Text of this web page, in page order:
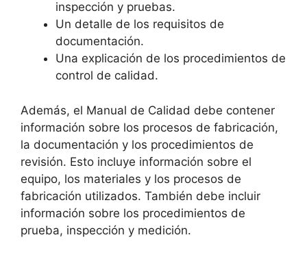
inspección y pruebas.
Un detalle de los requisitos de
documentación.
Una explicación de los procedimientos de
control de calidad.
Además, el Manual de Calidad debe contener
información sobre los procesos de fabricación,
la documentación y los procedimientos de
revisión. Esto incluye información sobre el
equipo, los materiales y los procesos de
fabricación utilizados. También debe incluir
información sobre los procedimientos de
prueba, inspección y medición.